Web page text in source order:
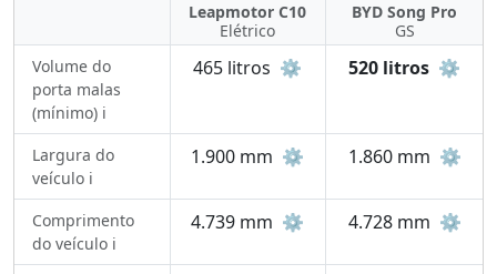
Leapmotor C10
Elétrico
BYD Song Pro
GS
Volume do
porta malas
(mínimo) ℹ️
465 litros ⚙️ 520 litros ⚙️
Largura do
veículo ℹ️
1.900 mm ⚙️ 1.860 mm ⚙️
Comprimento
do veículo ℹ️
4.739 mm ⚙️ 4.728 mm ⚙️